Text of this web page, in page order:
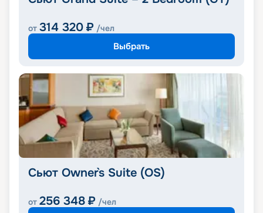
от 314 320 ₽ /чел
Выбрать
Сьют Owner`s Suite (OS)
от 256 348 ₽ /чел